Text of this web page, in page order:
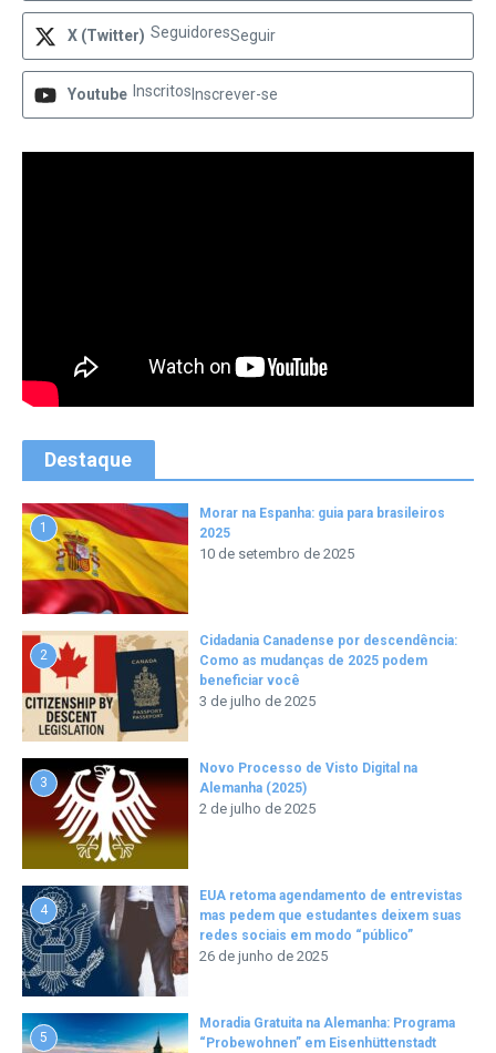
X (Twitter) SeguidoresSeguir
Youtube Inscritos Inscrever-se
Destaque
1
Morar na Espanha: guia para brasileiros
2025
10 de setembro de 2025
2
Cidadania Canadense por descendência:
Como as mudanças de 2025 podem
beneficiar você
3 de julho de 2025
3
Novo Processo de Visto Digital na
Alemanha (2025)
2 de julho de 2025
4
EUA retoma agendamento de entrevistas
mas pedem que estudantes deixem suas
redes sociais em modo “público”
26 de junho de 2025
5
Moradia Gratuita na Alemanha: Programa
“Probewohnen” em Eisenhüttenstadt